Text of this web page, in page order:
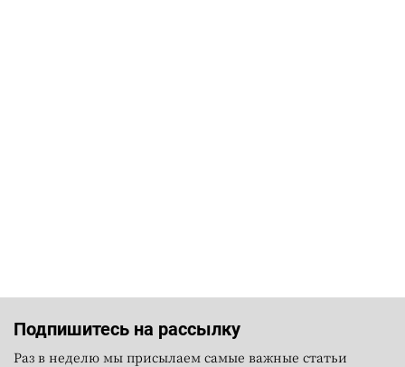
Подпишитесь на рассылку
Раз в неделю мы присылаем самые важные статьи